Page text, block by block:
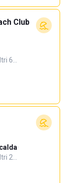
Club
6…
·
2…